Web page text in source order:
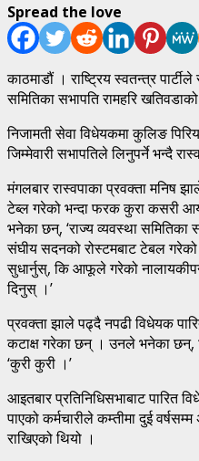
Spread the love
काठमाडौं । राष्ट्रिय स्वतन्त्र
समितिका सभापति रामहरि
निजामती सेवा विधेयकमा कुलिङ
जिम्मेवारी सभापतिले लिनुपर्ने भन्दै
मंगलबार रास्वपाका प्रवक्ता मनिष
टेब्ल गरेको भन्दा फरक कुरा कसरी
भनेका छन्, ‘राज्य व्यवस्था समितिका
संघीय सदनको रोस्टमबाट टेबल
सुधार्नुस्, कि आफूले गरेको नालायकीपन
दिनुस् ।’
प्रवक्ता झाले पढ्दै नपढी विधेयक
कटाक्ष गरेका छन् । उनले भनेका छन्,
‘कुरी कुरी ।’
आइतबार प्रतिनिधिसभाबाट पारित
पाएको कर्मचारीले कम्तीमा दुई
राखिएको थियो ।